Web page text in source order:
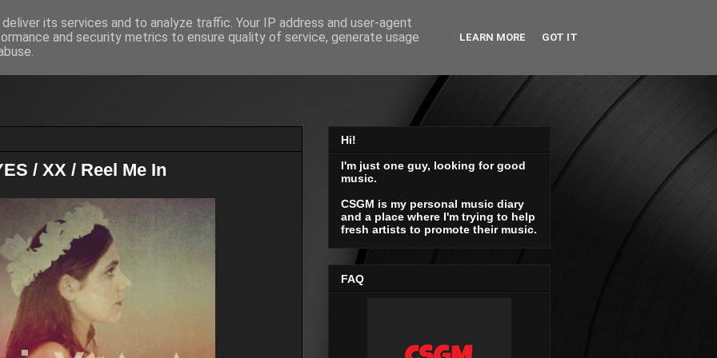
/ XX / Reel Me In
Hi!
I'm just one guy, looking for good
music.
CSGM is my personal music diary
and a place where I'm trying to help
fresh artists to promote their music.
FAQ
its services and to analyze traffic. Your IP address and user-agent
and security metrics to ensure quality of service, generate usage
LEARN MORE GOT IT